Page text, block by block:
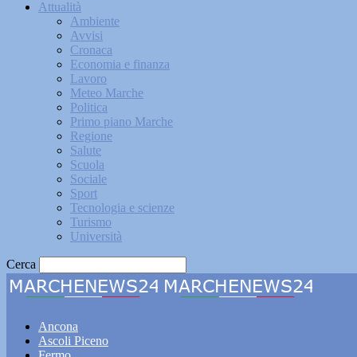
Attualità
Ambiente
Avvisi
Cronaca
Economia e finanza
Lavoro
Meteo Marche
Politica
Primo piano Marche
Regione
Salute
Scuola
Sociale
Sport
Tecnologia e scienze
Turismo
Università
Cerca
Ancona
Ascoli Piceno